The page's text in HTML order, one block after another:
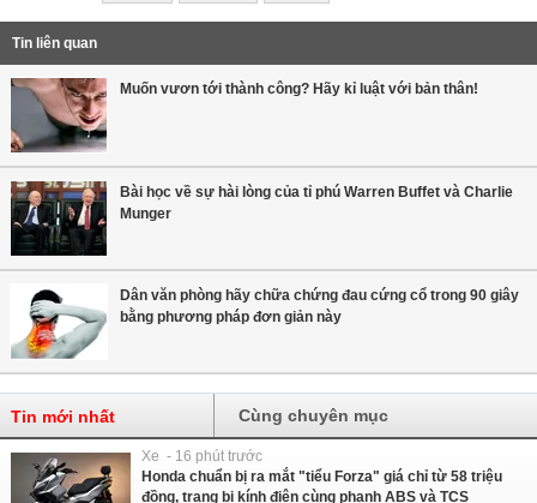
Tin liên quan
Muốn vươn tới thành công? Hãy kỉ luật với bản thân!
Bài học về sự hài lòng của tỉ phú Warren Buffet và Charlie
Munger
Dân văn phòng hãy chữa chứng đau cứng cổ trong 90 giây
bằng phương pháp đơn giản này
Tin mới nhất Cùng chuyên mục
Xe - 16 phút trước
Honda chuẩn bị ra mắt "tiểu Forza" giá chỉ từ 58 triệu
đồng, trang bị kính điện cùng phanh ABS và TCS